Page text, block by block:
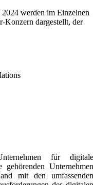
2024 werden im Einzelnen
Konzern dargestellt, der
für digitale
Unternehmen
mit den umfassenden